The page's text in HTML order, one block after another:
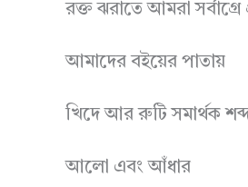
রক্ত ঝরাতে আমরা সর্বাগ্রে
আমাদের বইয়ের পাতায়
খিদে আর রুটি সমার্থক
আলো এবং আঁধার